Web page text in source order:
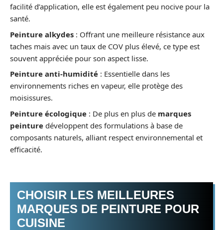
facilité d’application, elle est également peu nocive pour la
santé.
Peinture alkydes : Offrant une meilleure résistance aux
taches mais avec un taux de COV plus élevé, ce type est
souvent appréciée pour son aspect lisse.
Peinture anti-humidité : Essentielle dans les
environnements riches en vapeur, elle protège des
moisissures.
Peinture écologique : De plus en plus de marques
peinture développent des formulations à base de
composants naturels, alliant respect environnemental et
efficacité.
CHOISIR LES MEILLEURES
MARQUES DE PEINTURE POUR
CUISINE